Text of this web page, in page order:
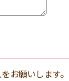
お願いします。